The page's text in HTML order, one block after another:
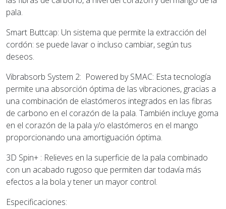
pala.
Smart Buttcap: Un sistema que permite la extracción del
cordón: se puede lavar o incluso cambiar, según tus
deseos.
Vibrabsorb System 2: Powered by SMAC: Esta tecnología
permite una absorción óptima de las vibraciones, gracias a
una combinación de elastómeros integrados en las fibras
de carbono en el corazón de la pala. También incluye goma
en el corazón de la pala y/o elastómeros en el mango
proporcionando una amortiguación óptima.
3D Spin+ : Relieves en la superficie de la pala combinado
con un acabado rugoso que permiten dar todavía más
efectos a la bola y tener un mayor control.
Especificaciones: